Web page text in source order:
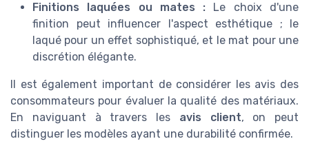
Finitions laquées ou mates : Le choix d'une
finition peut influencer l'aspect esthétique ; le
laqué pour un effet sophistiqué, et le mat pour une
discrétion élégante.
Il est également important de considérer les avis des
consommateurs pour évaluer la qualité des matériaux.
En naviguant à travers les avis client, on peut
distinguer les modèles ayant une durabilité confirmée.